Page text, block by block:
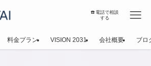
☎️電話で相談
する
料金プラン VISION 2031 会社概要 ブロ